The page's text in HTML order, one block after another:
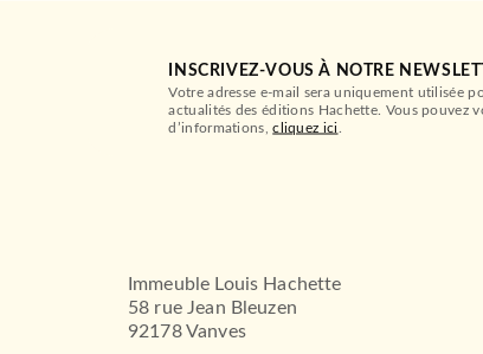
INSCRIVEZ-VOUS À NOTRE
Votre adresse e-mail sera uniquement utilisée
actualités des éditions Hachette. Vous pouvez
d’informations,cliquez ici
Immeuble Louis Hachette
58 rue Jean Bleuzen
92178 Vanves